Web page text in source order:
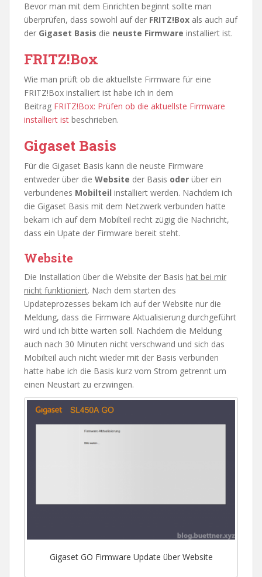
Bevor man mit dem Einrichten beginnt sollte man
überprüfen, dass sowohl auf der FRITZ!Box als auch auf
der Gigaset Basis die neuste Firmware installiert ist.
FRITZ!Box
Wie man prüft ob die aktuellste Firmware für eine
FRITZ!Box installiert ist habe ich in dem
Beitrag FRITZ!Box: Prüfen ob die aktuellste Firmware
installiert ist beschrieben.
Gigaset Basis
Für die Gigaset Basis kann die neuste Firmware
entweder über die Website der Basis oder über ein
verbundenes Mobilteil installiert werden. Nachdem ich
die Gigaset Basis mit dem Netzwerk verbunden hatte
bekam ich auf dem Mobilteil recht zügig die Nachricht,
dass ein Upate der Firmware bereit steht.
Website
Die Installation über die Website der Basis hat bei mir
nicht funktioniert. Nach dem starten des
Updateprozesses bekam ich auf der Website nur die
Meldung, dass die Firmware Aktualisierung durchgeführt
wird und ich bitte warten soll. Nachdem die Meldung
auch nach 30 Minuten nicht verschwand und sich das
Mobilteil auch nicht wieder mit der Basis verbunden
hatte habe ich die Basis kurz vom Strom getrennt um
einen Neustart zu erzwingen.
Gigaset GO Firmware Update über Website